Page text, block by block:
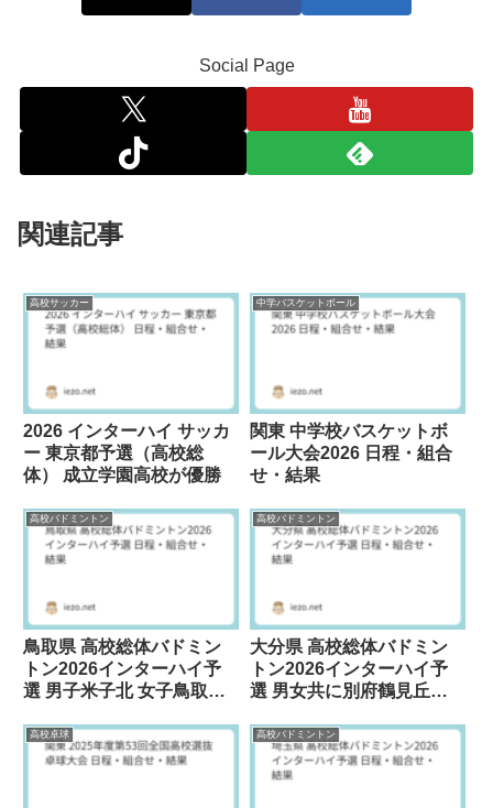
Social Page
関連記事
高校サッカー
2026 インターハイ サッカ
ー 東京都予選（高校総
体） 成立学園高校が優勝
中学バスケットボール
関東 中学校バスケットボ
ール大会2026 日程・組合
せ・結果
高校バドミントン
鳥取県 高校総体バドミン
トン2026インターハイ予
選 男子米子北 女子鳥取敬
高校バドミントン
大分県 高校総体バドミン
トン2026インターハイ予
選 男女共に別府鶴見丘が
高校卓球 高校バドミントン